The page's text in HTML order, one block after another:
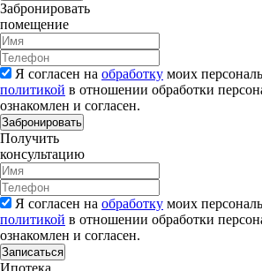
Забронировать
помещение
Я согласен на обработку моих
политикой в отношении обработки
ознакомлен и согласен.
Забронировать
Получить
консультацию
Я согласен на обработку моих
политикой в отношении обработки
ознакомлен и согласен.
Записаться
Ипотека